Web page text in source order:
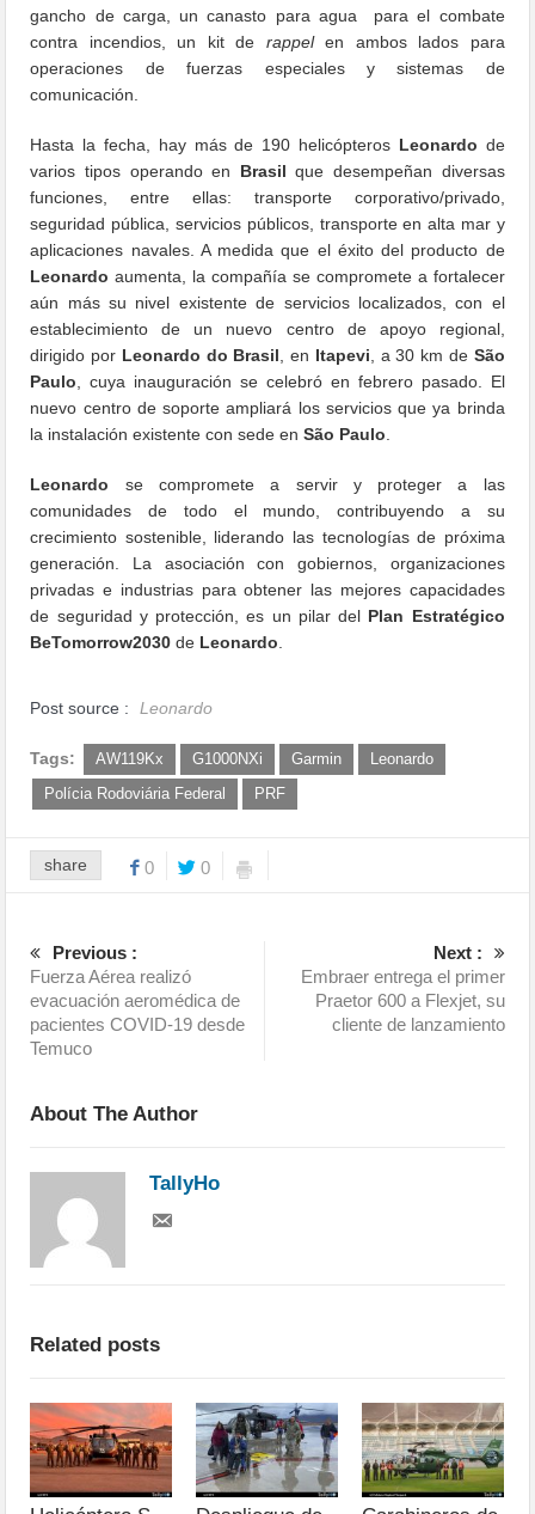
gancho de carga, un canasto para agua para el combate
contra incendios, un kit de rappelen ambos lados para
operaciones de fuerzas especiales y sistemas de
comunicación.
Hasta la fecha, hay más de 190 helicópteros Leonardo de
varios tipos operando en Brasil que desempeñan diversas
funciones, entre ellas: transporte corporativo/privado,
seguridad pública, servicios públicos, transporte en alta mar y
aplicaciones navales. A medida que el éxito del producto de
Leonardo aumenta, la compañía se compromete a fortalecer
aún más su nivel existente de servicios localizados, con el
establecimiento de un nuevo centro de apoyo regional,
dirigido por Leonardo do Brasil , en Itapevi , a 30 km de São
Paulo , cuya inauguración se celebró en febrero pasado. El
nuevo centro de soporte ampliará los servicios que ya brinda
la instalación existente con sede enSão Paulo
Leonardo se compromete a servir y proteger a las
comunidades de todo el mundo, contribuyendo a su
crecimiento sostenible, liderando las tecnologías de próxima
generación. La asociación con gobiernos, organizaciones
privadas e industrias para obtener las mejores capacidades
de seguridad y protección, es un pilar del Plan Estratégico
BeTomorrow2030 de Leonardo
Post source : Leonardo
Tags: AW119Kx G1000NXi Garmin
Leonardo
Polícia Rodoviária Federal
PRF
share 0 0
Previous :
Fuerza Aérea realizó
evacuación aeromédica de
pacientes COVID-19 desde
Temuco
Next :
Embraer entrega el primer
Praetor 600 a Flexjet, su
cliente de lanzamiento
About The Author
TallyHo
Related posts